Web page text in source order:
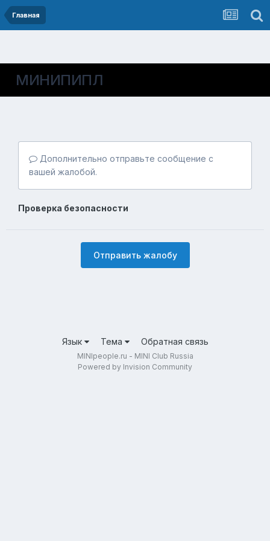
Главная
МИНИПИПЛ
Дополнительно отправьте сообщение с
вашей жалобой.
Проверка безопасности
Отправить жалобу
Язык Тема Обратная связь
MINIpeople.ru - MINI Club Russia
Powered by Invision Community